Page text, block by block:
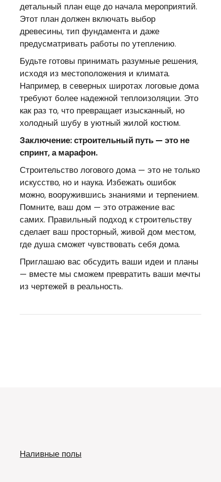
детальный план еще до начала мероприятий.
Этот план должен включать выбор
древесины, тип фундамента и даже
предусматривать работы по утеплению.
Будьте готовы принимать разумные решения,
исходя из местоположения и климата.
Например, в северных широтах логовые дома
требуют более надежной теплоизоляции. Это
как раз то, что превращает изысканный, но
холодный шубу в уютный жилой костюм.
Заключение: строительный путь — это не
спринт, а марафон.
Строительство логового дома — это не только
искусство, но и наука. Избежать ошибок
можно, вооружившись знаниями и терпением.
Помните, ваш дом — это отражение вас
самих. Правильный подход к строительству
сделает ваш просторный, живой дом местом,
где душа сможет чувствовать себя дома.
Приглашаю вас обсудить ваши идеи и планы
— вместе мы сможем превратить ваши мечты
из чертежей в реальность.
Наливные полы